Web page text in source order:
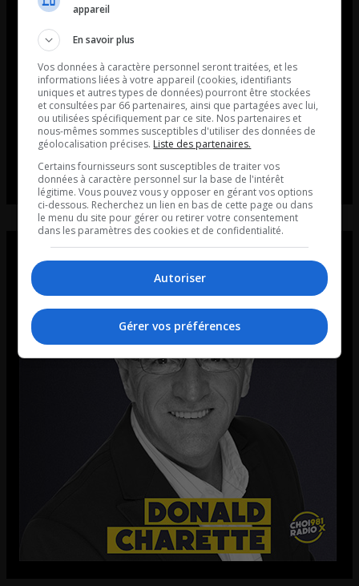
appareil
En savoir plus
Vos données à caractère personnel seront traitées, et les
informations liées à votre appareil (cookies, identifiants
uniques et autres types de données) pourront être stockées
et consultées par 66 partenaires, ainsi que partagées avec lui,
ou utilisées spécifiquement par ce site. Nos partenaires et
nous-mêmes sommes susceptibles d'utiliser des données de
géolocalisation précises. Liste des partenaires.
Certains fournisseurs sont susceptibles de traiter vos
données à caractère personnel sur la base de l'intérêt
légitime. Vous pouvez vous y opposer en gérant vos options
ci-dessous. Recherchez un lien en bas de cette page ou dans
le menu du site pour gérer ou retirer votre consentement
dans les paramètres des cookies et de confidentialité.
Autoriser
Gérer vos préférences